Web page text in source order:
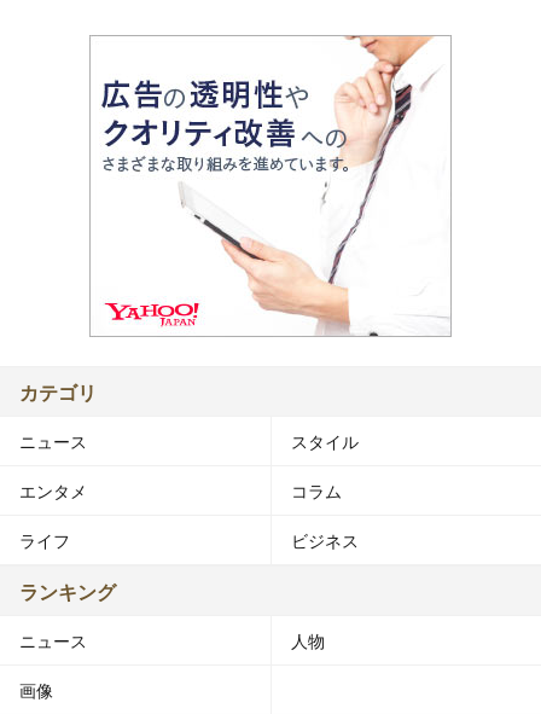
カテゴリ
ニュース スタイル
エンタメ コラム
ライフ ビジネス
ランキング
ニュース 人物
画像